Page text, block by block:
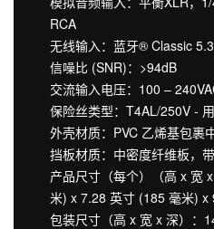
RCA
无线输入：蓝牙® Classic
信噪比 (SNR)：>94dB
交流输入电压：100 –
保险丝类型：T4AL/250V -
外壳材质：PVC 乙烯基包裹
挡板材质：中密度纤维板，
产品尺寸（每个）（高 x 宽
米) x 7.28 英寸 (185 毫米) x
包装尺寸（高 x 宽 x 深）：